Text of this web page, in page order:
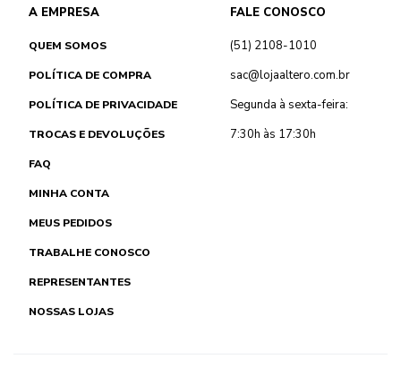
A EMPRESA
QUEM SOMOS
POLÍTICA DE COMPRA
POLÍTICA DE PRIVACIDADE
TROCAS E DEVOLUÇÕES
FAQ
MINHA CONTA
MEUS PEDIDOS
TRABALHE CONOSCO
REPRESENTANTES
NOSSAS LOJAS
FALE CONOSCO
(51) 2108-1010
sac@lojaaltero.com.br
Segunda à sexta-feira:
7:30h às 17:30h